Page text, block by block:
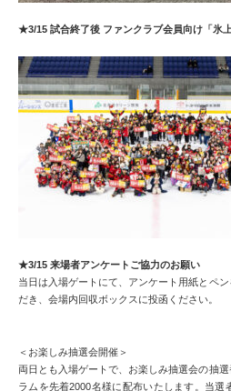
★3/15 試合終了後 ファンクラブ会員向け「氷上
★3/15 来場者アンケートご協力のお願い
当日は入場ゲートにて、アンケート用紙とペ
だき、会場内回収ボックスに投函ください。
＜お楽しみ抽選会開催＞
両日とも入場ゲートで、お楽しみ抽選会の抽
ラムを先着2000名様に配布いたします。当選